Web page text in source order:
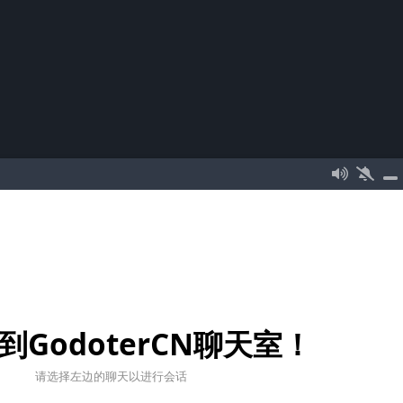
GodoterCN聊天室！
请选择左边的聊天以进行会话